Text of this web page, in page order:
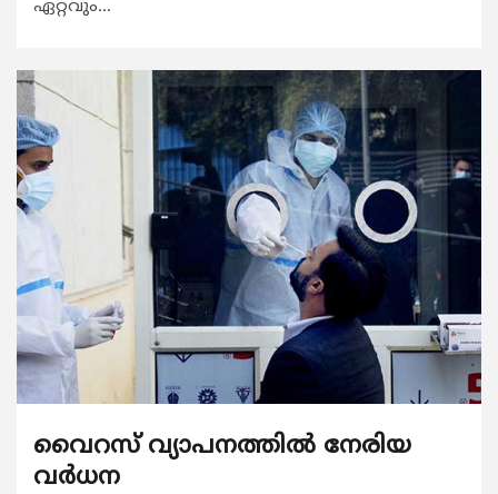
ഏറ്റവും...
വൈറസ് വ്യാപനത്തില്‍ നേരിയ
വര്‍ധന